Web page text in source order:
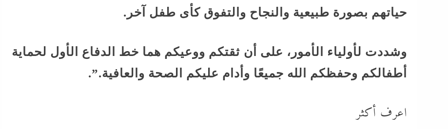
حياتهم بصورة طبيعية والنجاح والتفوق كأى طفل آخر.
وشددت لأولياء الأمور، على أن ثقتكم ووعيكم هما خط الدفاع الأول لحماية
أطفالكم وحفظكم الله جميعًا وأدام عليكم الصحة والعافية.”.
اعرف أكثر